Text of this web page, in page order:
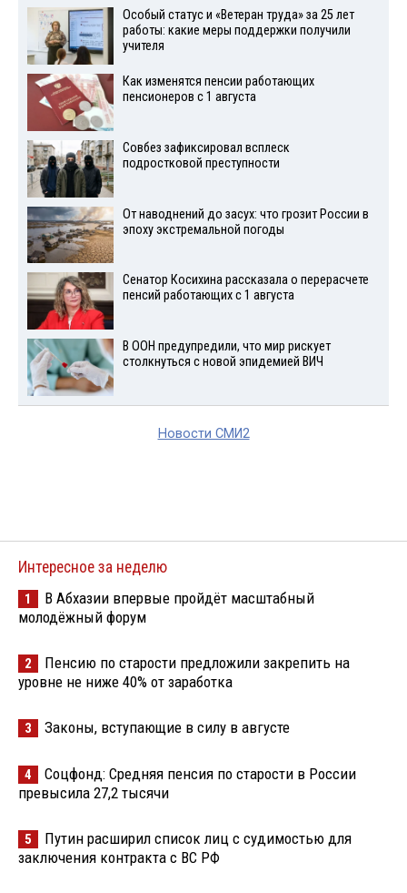
Особый статус и «Ветеран труда» за 25 лет
работы: какие меры поддержки получили
учителя
Как изменятся пенсии работающих
пенсионеров с 1 августа
Совбез зафиксировал всплеск
подростковой преступности
От наводнений до засух: что грозит России в
эпоху экстремальной погоды
Сенатор Косихина рассказала о перерасчете
пенсий работающих с 1 августа
В ООН предупредили, что мир рискует
столкнуться с новой эпидемией ВИЧ
Новости СМИ2
Интересное за неделю
1
В Абхазии впервые пройдёт масштабный
молодёжный форум
2
Пенсию по старости предложили закрепить на
уровне не ниже 40% от заработка
3 Законы, вступающие в силу в августе
4
Соцфонд: Средняя пенсия по старости в России
превысила 27,2 тысячи
5
Путин расширил список лиц с судимостью для
заключения контракта с ВС РФ